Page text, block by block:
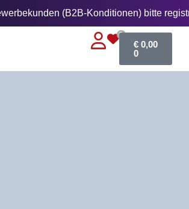
(B2B-Konditionen) bitte
0
€0,00
0